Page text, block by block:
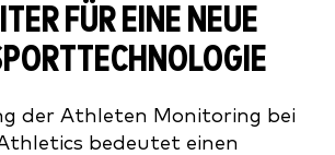
FÜR EINE NEUE
der Athleten Monitoring bei
bedeutet einen